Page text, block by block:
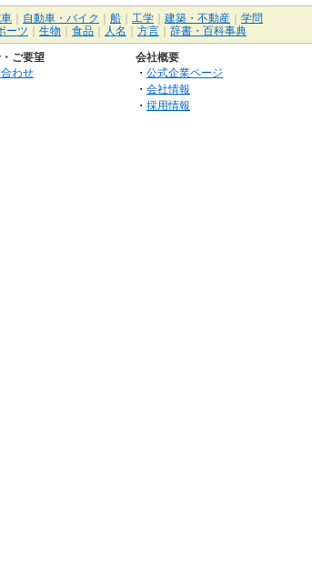
自動車・バイク 船 工学 建築・不動産
学問
ーツ 生物 食品 人名 方言 辞書・百科事典
ご要望
わせ
会社概要
・ 公式企業ページ
・ 会社情報
・ 採用情報